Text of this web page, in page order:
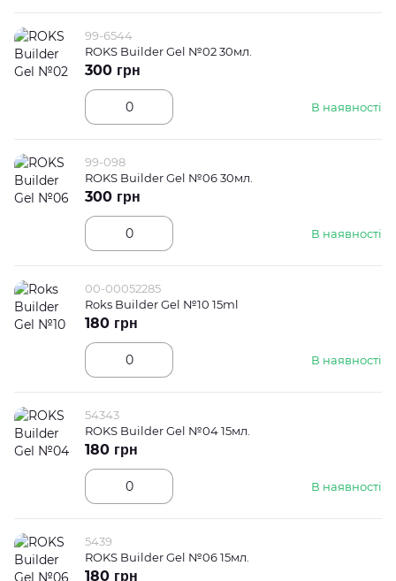
99-6544
ROKS Builder Gel №02 30мл.
В наявності
300 грн
99-098
ROKS Builder Gel №06 30мл.
В наявності
300 грн
00-00052285
Roks Builder Gel №10 15ml
В наявності
180 грн
54343
ROKS Builder Gel №04 15мл.
В наявності
180 грн
5439
ROKS Builder Gel №06 15мл.
180 грн